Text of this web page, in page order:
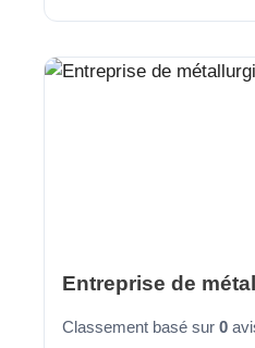
Entreprise de
Classement basé sur 0